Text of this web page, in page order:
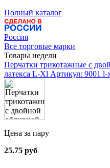
Полный каталог
Россия
Все торговые марки
Товары недели
Перчатки трикотажные с
латекса L-Xl Артикул: 9001 l-
Цена за пару
25.75 руб